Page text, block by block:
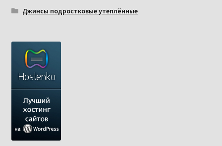
Джинсы подростковые утеплённые